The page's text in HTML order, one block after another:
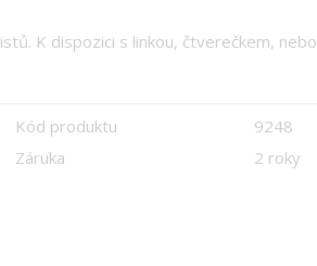
K dispozici s linkou, čtverečkem, nebo
Kód produktu
9248
Záruka
2 roky